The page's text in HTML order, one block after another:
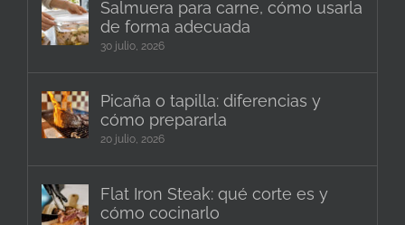
Salmuera para carne, cómo usarla
de forma adecuada
30 julio, 2026
Picaña o tapilla: diferencias y
cómo prepararla
20 julio, 2026
Flat Iron Steak: qué corte es y
cómo cocinarlo